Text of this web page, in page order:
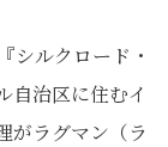
シルクロード・
自治区に住むイ
がラグマン（ラ